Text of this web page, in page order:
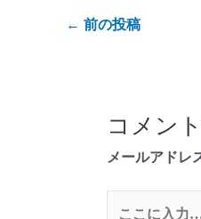
← 前の投稿
コメン
メールアドレ